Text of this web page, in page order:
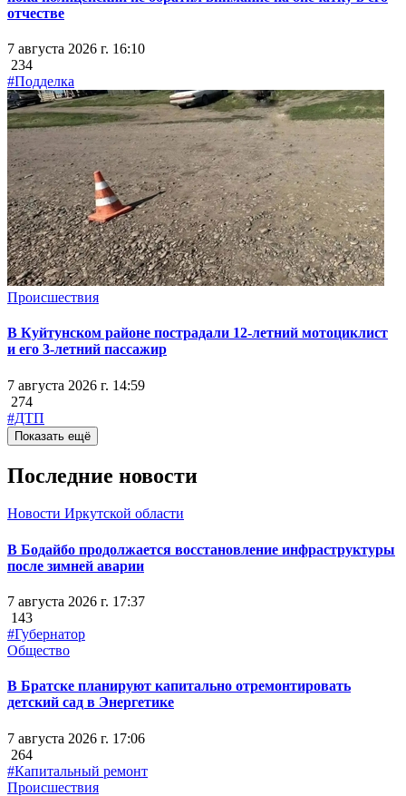
отчестве
7 августа 2026 г. 16:10
234
#Подделка
Происшествия
В Куйтунском районе пострадали 12-летний мотоциклист
и его 3-летний пассажир
7 августа 2026 г. 14:59
274
#ДТП
Показать ещё
Последние новости
Новости Иркутской области
В Бодайбо продолжается восстановление инфраструктуры
после зимней аварии
7 августа 2026 г. 17:37
143
#Губернатор
Общество
В Братске планируют капитально отремонтировать
детский сад в Энергетике
7 августа 2026 г. 17:06
264
#Капитальный ремонт
Происшествия